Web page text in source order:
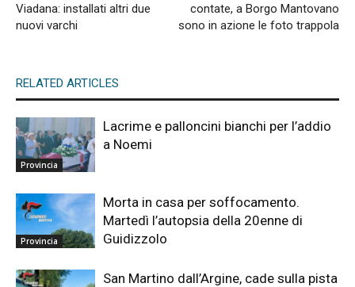
Viadana: installati altri due
nuovi varchi
contate, a Borgo Mantovano
sono in azione le foto trappola
RELATED ARTICLES
Provincia
Lacrime e palloncini bianchi per l’addio
a Noemi
Provincia
Morta in casa per soffocamento.
Martedì l’autopsia della 20enne di
Guidizzolo
San Martino dall’Argine, cade sulla pista